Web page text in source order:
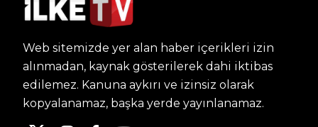
Web sitemizde yer alan haber içerikleri izin
alınmadan, kaynak gösterilerek dahi iktibas
edilemez. Kanuna aykırı ve izinsiz olarak
kopyalanamaz, başka yerde yayınlanamaz.